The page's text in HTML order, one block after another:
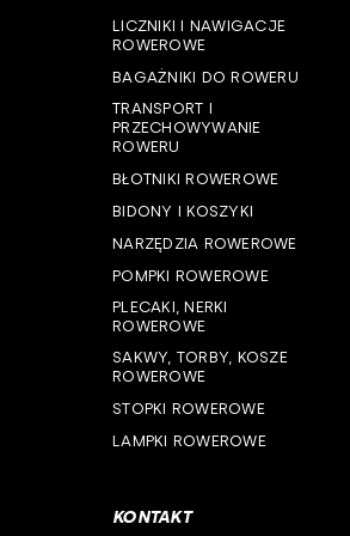
mazurskie
LICZNIKI I NAWIGACJE
ROWEROWE
BAGAŻNIKI DO ROWERU
TRANSPORT I
PRZECHOWYWANIE
ROWERU
BŁOTNIKI ROWEROWE
BIDONY I KOSZYKI
NARZĘDZIA ROWEROWE
POMPKI ROWEROWE
PLECAKI, NERKI
ROWEROWE
SAKWY, TORBY, KOSZE
ROWEROWE
STOPKI ROWEROWE
LAMPKI ROWEROWE
KONTAKT